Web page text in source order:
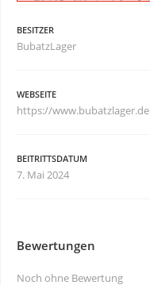
BESITZER
BubatzLager
WEBSEITE
https://www.bubatzlager.de
BEITRITTSDATUM
7. Mai 2024
Bewertungen
Noch ohne Bewertung